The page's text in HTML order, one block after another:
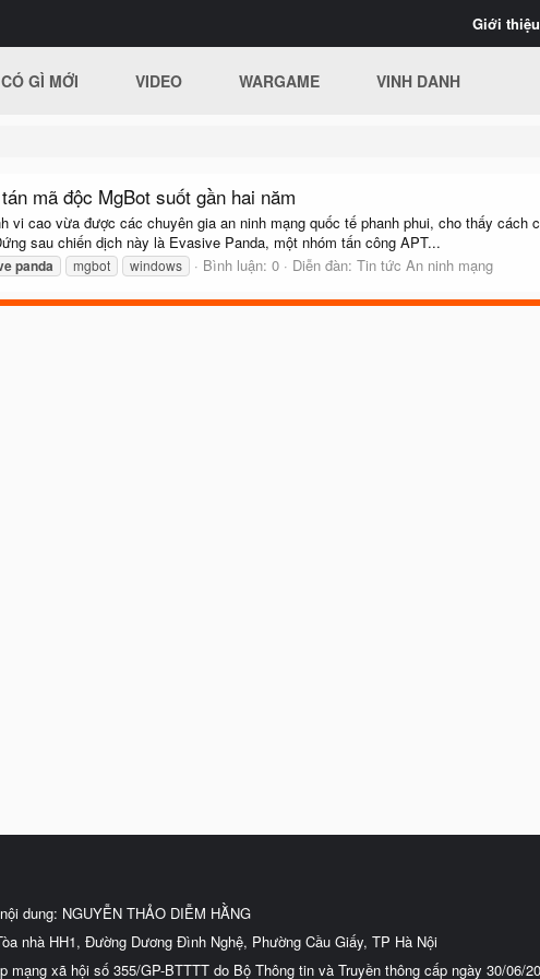
Giới thiệu
CÓ GÌ MỚI VIDEO WARGAME VINH DANH
mã độc MgBot suốt gần hai năm
vi cao vừa được các chuyên gia an ninh mạng quốc tế phanh phui, cho thấy cách
sau chiến dịch này là Evasive Panda, một nhóm tấn công APT...
panda mgbot windows Bình luận: 0 Diễn đàn: Tin tức An ninh mạng
dung: NGUYỄN THẢO DIỄM HẰNG
nhà HH1, Đường Dương Đình Nghệ, Phường Cầu Giấy, TP Hà Nội
mạng xã hội số 355/GP-BTTTT do Bộ Thông tin và Truyền thông cấp ngày 30/06/